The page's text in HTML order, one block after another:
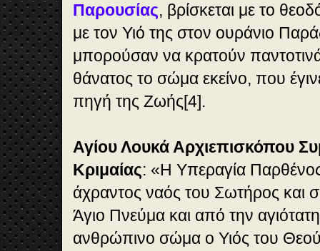
Παρουσίας, βρίσκεται με το
με τον Υιό της στον ουράνιο
μπορούσαν να κρατούν
θάνατος το σώμα εκείνο, που
πηγή της Ζωής[4].
Αγίου Λουκά Αρχιεπισκόπου
Κριμαίας: «Η Υπεραγία
άχραντος ναός του Σωτήρος και
Άγιο Πνεύμα και από την
ανθρώπινο σώμα ο Υιός του